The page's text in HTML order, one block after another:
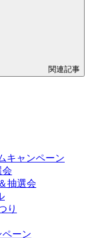
関連記事
キャンペーン
会
抽選会
り
ーン